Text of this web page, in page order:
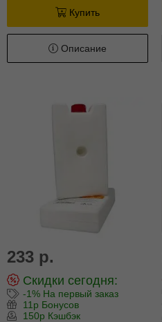
Купить
Описание
233 р.
Скидки сегодня:
-1% На первый заказ
11р Бонусов
150р Кэшбэк